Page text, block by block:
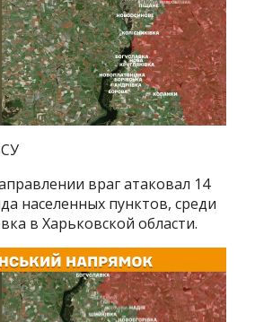
враг атаковал 14
населенных пунктов, среди
в Харьковской области.